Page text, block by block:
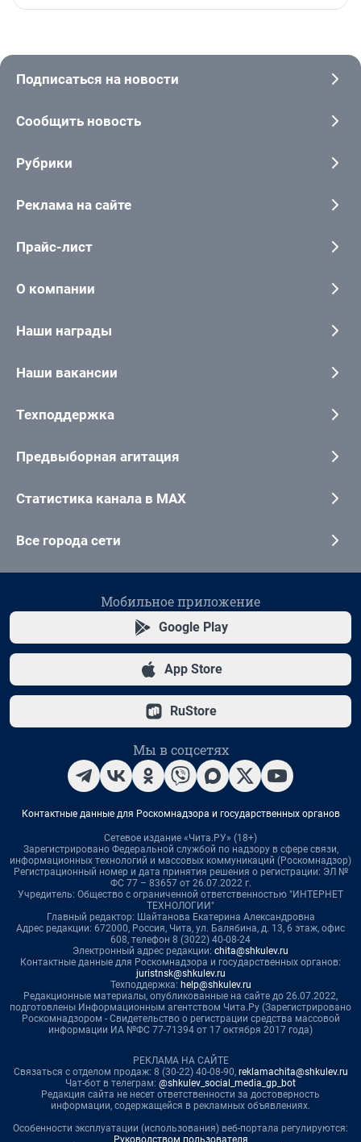
Подписаться на новости
Сообщить новость
Рубрики
Реклама на сайте
Прайс-лист
О компании
Наши награды
Наши вакансии
Техподдержка
Предвыборная агитация
Статистика канала в MAX
Все города сети
Мобильное приложение
Google Play
App Store
RuStore
Мы в соцсетях
Контактные данные для Роскомнадзора и государственных органов
Сетевое издание «Чита.РУ» (18+)
Зарегистрировано Федеральной службой по надзору в сфере связи,
информационных технологий и массовых коммуникаций (Роскомнадзор)
Регистрационный номер и дата принятия решения о регистрации: ЭЛ №
ФС 77 – 83657 от 26.07.2022 г.
Учредитель: Общество с ограниченной ответственностью "ИНТЕРНЕТ
ТЕХНОЛОГИИ"
Главный редактор: Шайтанова Екатерина Александровна
Адрес редакции: 672000, Россия, Чита, ул. Балябина, д. 13, 6 этаж, офис
608, телефон 8 (3022) 40-08-24
Электронный адрес редакции: chita@shkulev.ru
Контактные данные для Роскомнадзора и государственных органов:
juristnsk@shkulev.ru
Техподдержка: help@shkulev.ru
Редакционные материалы, опубликованные на сайте до 26.07.2022,
подготовлены Информационным агентством Чита.Ру (Зарегистрировано
Роскомнадзором - Свидетельство о регистрации средства массовой
информации ИА №ФС 77-71394 от 17 октября 2017 года)
РЕКЛАМА НА САЙТЕ
Связаться с отделом продаж: 8 (30-22) 40-08-90, reklamachita@shkulev.ru
Чат-бот в телеграм: @shkulev_social_media_gp_bot
Редакция сайта не несет ответственности за достоверность
информации, содержащейся в рекламных объявлениях.
Особенности эксплуатации (использования) веб-портала регулируются:
Руководством пользователя